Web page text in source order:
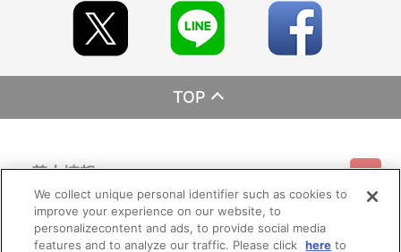
TOP
基本情報
利用規約 特定商取引法に基づく表示 プライバシーポリシー
ご利用情報
We collect unique personal identifier such as cookies to
improve your experience on our website, to
personalizecontent and ads, to provide social media
features and to analyze our traffic. Please click here to